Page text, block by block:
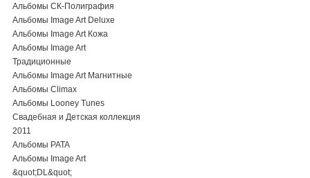
Альбомы СК-Полиграфия
Альбомы Image Art Deluxe
Альбомы Image Art Кожа
Альбомы Image Art
Традиционные
Альбомы Image Art Магнитные
Альбомы Climax
Альбомы Looney Tunes
Свадебная и Детская коллекция
2011
Альбомы PATA
Альбомы Image Art
&quot;DL&quot;